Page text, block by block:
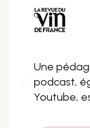
Une
podcast,
Youtube,